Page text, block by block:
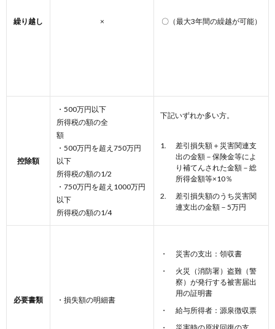
繰り越し × 〇（最大3年間の繰越が可能）
控除額
・500万円以下
所得税の額の全
額
・500万円を超え750万円
以下
所得税の額の1/2
・750万円を超え1000万円
以下
所得税の額の1/4
下記いずれか多い方。
差引損失額＋災害関連支
出の金額－保険金等によ
り補てんされた金額－総
所得金額等×10％
差引損失額のうち災害関
連支出の金額－5万円
必要書類 ・損失額の明細書
災害の支出：領収書
火災（消防署）盗難（警
察）が発行する被害届出
用の証明書
給与所得者：源泉徴収票